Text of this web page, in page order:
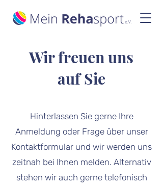
Wir freuen uns
auf Sie
Hinterlassen Sie gerne Ihre
Anmeldung oder Frage über unser
Kontaktformular und wir werden uns
zeitnah bei Ihnen melden. Alternativ
stehen wir auch gerne telefonisch